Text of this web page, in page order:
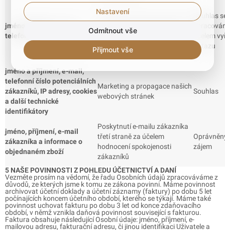
jméno, příjmení, e-mail,
telefonní číslo
Odpověď na zprávu zaslanou
přes chatbot, e-mail nebo
sociální sítě
Souhlas
účelem
dotazu
jméno a příjmení, e-mail,
telefonní číslo potenciálních
zákazníků, IP adresy, cookies
a další technické
identifikátory
Marketing a propagace našich
webových stránek
Souhlas
jméno, příjmení, e-mail
zákazníka a informace o
objednaném zboží
Poskytnutí e-mailu zákazníka
třetí straně za účelem
hodnocení spokojenosti
zákazníků
zájem
5 NAŠE POVINNOSTI Z POHLEDU ÚČETNICTVÍ A DANÍ
Vezměte prosím na vědomí, že řadu Osobních údajů zpracováváme z
důvodů, ze kterých jsme k tomu ze zákona povinni. Máme povinnost
archivovat účetní doklady a účetní záznamy (faktury) po dobu 5 let
počínajících koncem účetního období, kterého se týkají. Máme také
povinnost uchovat fakturu po dobu 3 let od konce zdaňovacího
období, v němž vznikla daňová povinnost související s fakturou.
Faktura obsahuje následující Osobní údaje: jméno, příjmení, e-
mailovou adresu, fakturační adresu, či jinou identifikaci Uživatele a
Nastavení
Odmítnout vše
Přijmout vše